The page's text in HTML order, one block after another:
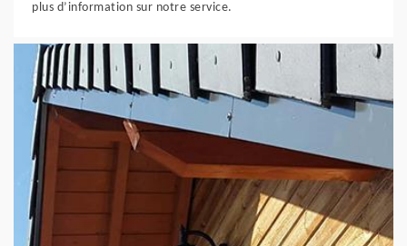
plus d’information sur notre service.